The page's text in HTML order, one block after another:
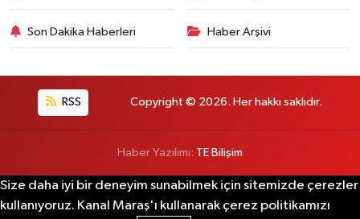
Son Dakika Haberleri Haber Arşivi
RSS Copyright © 2026. Her hakkı saklıdır.
Haber Yazılımı: TE Bilişim
Size daha iyi bir deneyim sunabilmek için sitemizde çerezler
kullanıyoruz. Kanal Maraş'ı kullanarak çerez politikamızı